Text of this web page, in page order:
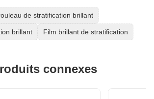
de stratification brillant
brillant Film brillant de stratification
connexes